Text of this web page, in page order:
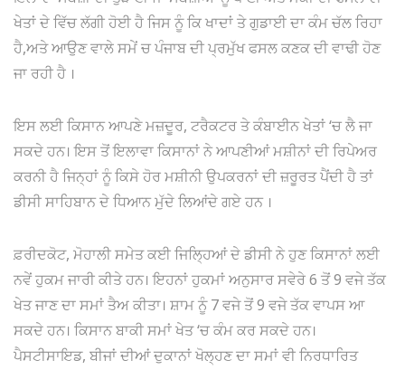
ਖੇਤਾਂ ਦੇ ਵਿੱਚ ਲੱਗੀ ਹੋਈ ਹੈ ਜਿਸ ਨੂੰ ਕਿ ਖਾਦਾਂ ਤੇ ਗੁਡਾਈ ਦਾ ਕੰਮ ਚੱਲ ਰਿਹਾ
ਹੈ,ਅਤੇ ਆਉਣ ਵਾਲੇ ਸਮੇਂ ਚ ਪੰਜਾਬ ਦੀ ਪ੍ਰਮੁੱਖ ਫਸਲ ਕਣਕ ਦੀ ਵਾਢੀ ਹੋਣ
ਜਾ ਰਹੀ ਹੈ ।
ਇਸ ਲਈ ਕਿਸਾਨ ਆਪਣੇ ਮਜ਼ਦੂਰ, ਟਰੈਕਟਰ ਤੇ ਕੰਬਾਈਨ ਖੇਤਾਂ ‘ਚ ਲੈ ਜਾ
ਸਕਦੇ ਹਨ। ਇਸ ਤੋਂ ਇਲਾਵਾ ਕਿਸਾਨਾਂ ਨੇ ਆਪਣੀਆਂ ਮਸ਼ੀਨਾਂ ਦੀ ਰਿਪੇਅਰ
ਕਰਨੀ ਹੈ ਜਿਨ੍ਹਾਂ ਨੂੰ ਕਿਸੇ ਹੋਰ ਮਸ਼ੀਨੀ ਉਪਕਰਨਾਂ ਦੀ ਜ਼ਰੂਰਤ ਪੈਂਦੀ ਹੈ ਤਾਂ
ਡੀਸੀ ਸਾਹਿਬਾਨ ਦੇ ਧਿਆਨ ਮੁੱਦੇ ਲਿਆਂਦੇ ਗਏ ਹਨ ।
ਫ਼ਰੀਦਕੋਟ, ਮੋਹਾਲੀ ਸਮੇਤ ਕਈ ਜਿਲ੍ਹਿਆਂ ਦੇ ਡੀਸੀ ਨੇ ਹੁਣ ਕਿਸਾਨਾਂ ਲਈ
ਨਵੇਂ ਹੁਕਮ ਜਾਰੀ ਕੀਤੇ ਹਨ। ਇਹਨਾਂ ਹੁਕਮਾਂ ਅਨੁਸਾਰ ਸਵੇਰੇ 6 ਤੋਂ 9 ਵਜੇ ਤੱਕ
ਖੇਤ ਜਾਣ ਦਾ ਸਮਾਂ ਤੈਅ ਕੀਤਾ। ਸ਼ਾਮ ਨੂੰ 7 ਵਜੇ ਤੋਂ 9 ਵਜੇ ਤੱਕ ਵਾਪਸ ਆ
ਸਕਦੇ ਹਨ। ਕਿਸਾਨ ਬਾਕੀ ਸਮਾਂ ਖੇਤ ‘ਚ ਕੰਮ ਕਰ ਸਕਦੇ ਹਨ।
ਪੈਸਟੀਸਾਇਡ, ਬੀਜਾਂ ਦੀਆਂ ਦੁਕਾਨਾਂ ਖੋਲ੍ਹਣ ਦਾ ਸਮਾਂ ਵੀ ਨਿਰਧਾਰਿਤ